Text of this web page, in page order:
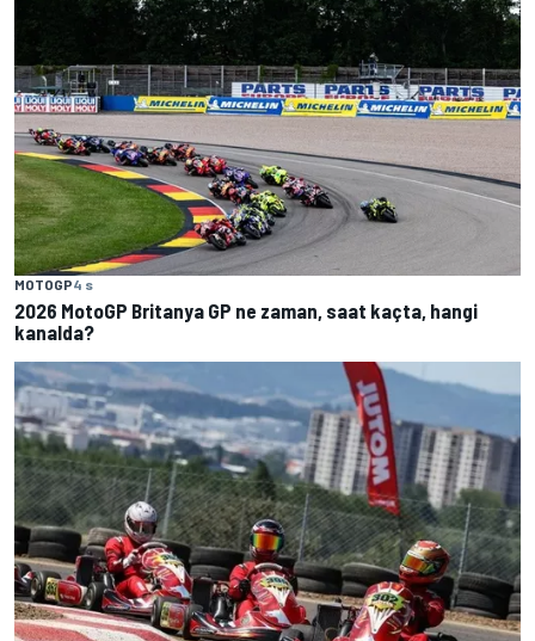
MOTOGP4 s
2026 MotoGP Britanya GP ne zaman, saat kaçta, hangi
kanalda?